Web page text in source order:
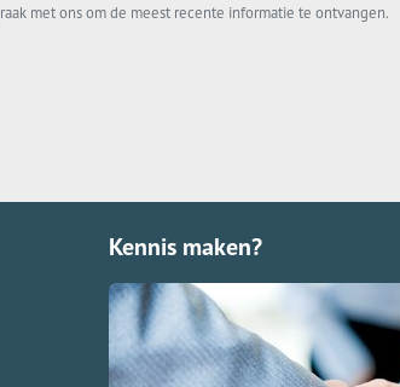
met ons om de meest recente informatie te ontvangen.
Kennis maken?